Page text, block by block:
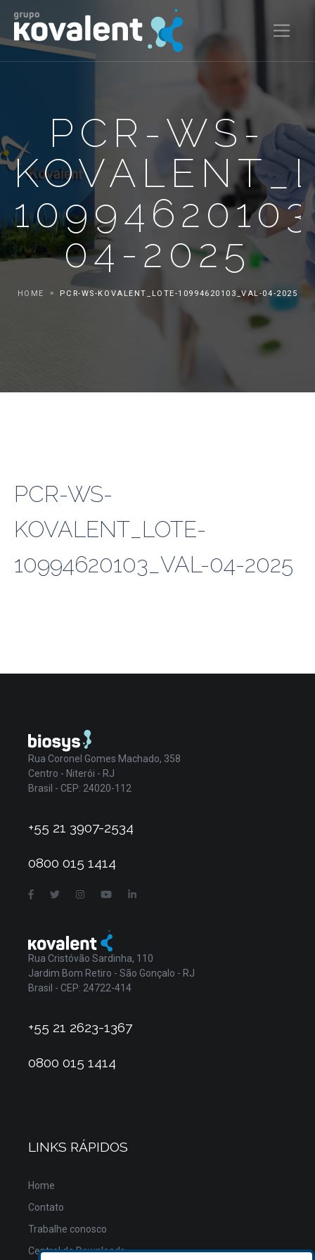
PCR-WS-
04-2025
HOME PCR-WS-KOVALENT_LOTE-10994620103_VAL-04-2025
PCR-WS-
KOVALENT_LOTE-
10994620103_VAL-04-2025
Rua Coronel Gomes Machado, 358
Centro - Niterói - RJ
Brasil - CEP: 24020-112
+55 21 3907-2534
0800 015 1414
Rua Cristóvão Sardinha, 110
Jardim Bom Retiro - São Gonçalo - RJ
Brasil - CEP: 24722-414
+55 21 2623-1367
0800 015 1414
LINKS RÁPIDOS
Home
Contato
Trabalhe conosco
Central de Downloads